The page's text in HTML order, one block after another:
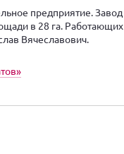
предприятие. Завод
в 28 га.
Вячеславович.